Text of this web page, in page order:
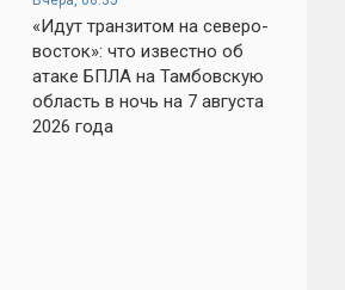
«Идут транзитом на северо-
восток»: что известно об
атаке БПЛА на Тамбовскую
область в ночь на 7 августа
2026 года